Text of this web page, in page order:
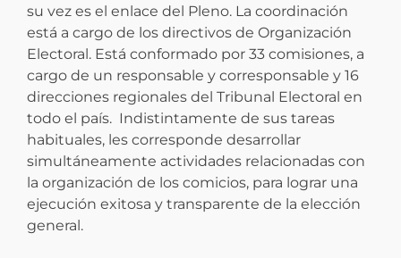
su vez es el enlace del Pleno. La coordinación
está a cargo de los directivos de Organización
Electoral. Está conformado por 33 comisiones, a
cargo de un responsable y corresponsable y 16
direcciones regionales del Tribunal Electoral en
todo el país. Indistintamente de sus tareas
habituales, les corresponde desarrollar
simultáneamente actividades relacionadas con
la organización de los comicios, para lograr una
ejecución exitosa y transparente de la elección
general.